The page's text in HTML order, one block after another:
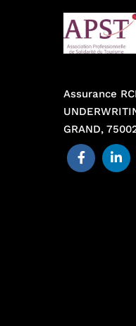
Assurance
GRAND,